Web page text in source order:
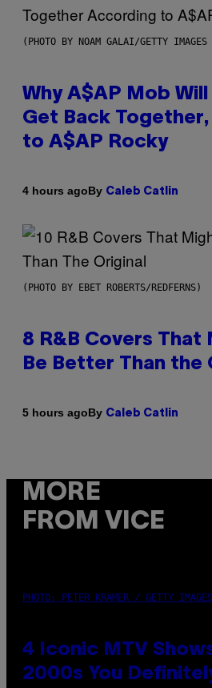
(PHOTO BY NOAM GALAI/GETTY
Why A$AP Mob
Get Back
to A$AP Rocky
4 hours agoBy Caleb Catlin
(PHOTO BY EBET ROBERTS/REDFERNS)
8 R&B Covers That
Be Better Than the
5 hours agoBy Caleb Catlin
MORE
FROM VICE
PHOTO: PETER KRAMER / GETTY IMAGES
4 Iconic MTV
2000s You